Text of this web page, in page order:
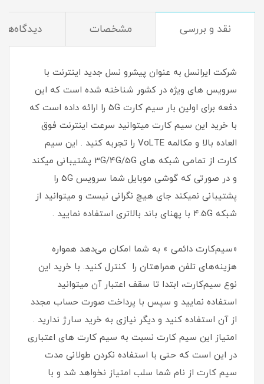
نقد و بررسی مشخصات دیدگاه‌ها
شرکت ایرانسل به عنوان پیشرو نسل جدید اینترنت با
سرویس های ویژه در کشور شناخته شده است که این
دفعه برای اولین بار سیم کارت 5G را ارائه داده است که
با خرید این سیم کارت میتوانید سرعت اینترنت فوق
العاده بالا و مکالمه VoLTE را تجربه کنید . این سیم
کارت از تمامی شبکه های 3G/4G/5G پشتیبانی میکند
و در صورتی که گوشی موبایل شما سرویس 5G را
پشتیبانی نمیکند جای هیچ نگرانی نیست و میتوانید از
شبکه 4.5G با پهنای باند بالاتری استفاده نمایید .
«سیم‌کارت دائمی » به شما امکان می‌دهد همواره
هزینه‌های تلفن همراهتان را کنترل کنید. با خرید این
نوع سیم‌کارت، ابتدا تا سقف اعتبار آن میتوانید
استفاده نمایید و سپس با پرداخت صورت حساب مجدد
از آن استفاده کنید و دیگر نیازی به خرید سارژ ندارید .
امتیاز این سیم کارت نسبت به سیم کارت های اعتباری
در این است که حتی با استفاده نکردن طولانی مدت
سیم کارت از نام شما سلب امتیاز نخواهد شد و با